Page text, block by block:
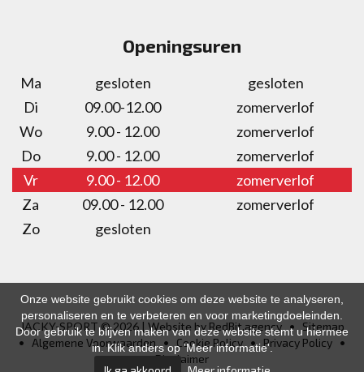
Onze website gebruikt cookies om deze website te analyseren,
personaliseren en te verbeteren en voor marketingdoeleinden.
Door gebruik te blijven maken van deze website stemt u hiermee
in. Klik anders op 'Meer informatie'.
Openingsuren
Ma gesloten
gesloten
Di
09.00-12.00
zomerverlof
Wo
9.00 - 12.00
zomerverlof
Do
9.00 - 12.00
zomerverlof
Vr
9.00 - 12.00
zomerverlof
Za
09.00 - 12.00
zomerverlof
Zo
gesloten
JACKY-SPORT ©2026 | Website by RedBit.agency • Sitemap
• Algemene Voorwaarden • Cookie Policy • Privacy Policy •
Disclaimer